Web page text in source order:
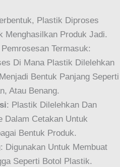
Plastik Diproses
Menghasilkan Produk Jadi.
Termasuk:
Di Mana Plastik Dilelehkan
Bentuk Panjang Seperti
Atau Benang.
: Plastik Dilelehkan Dan
Dalam Cetakan Untuk
Bentuk Produk.
: Digunakan Untuk Membuat
Seperti Botol Plastik.